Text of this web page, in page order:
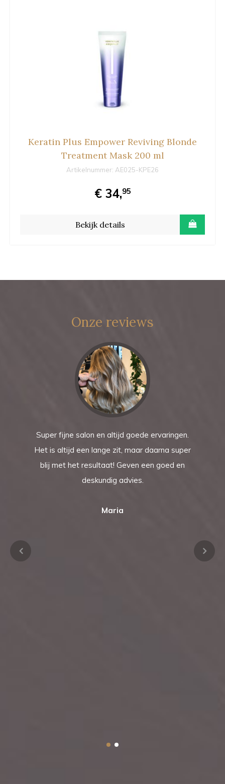
Keratin Plus Empower Reviving Blonde
Treatment Mask 200 ml
Artikelnummer: AE025-KPE26
€ 34,95
Bekijk details
Onze reviews
Super fijne salon en altijd goede ervaringen.
Het is altijd een lange zit, maar daarna super
blij met het resultaat! Geven een goed en
deskundig advies.
Maria